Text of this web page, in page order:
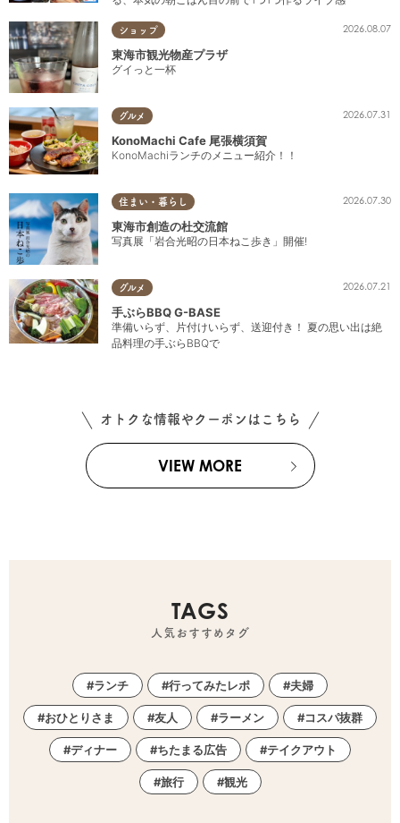
ショップ 2026.08.07
東海市観光物産プラザ
グイっと一杯
グルメ 2026.07.31
KonoMachi Cafe 尾張横須賀
KonoMachiランチのメニュー紹介！！
住まい・暮らし 2026.07.30
東海市創造の杜交流館
写真展「岩合光昭の日本ねこ歩き」開催!
グルメ 2026.07.21
手ぶらBBQ G-BASE
準備いらず、片付けいらず、送迎付き！ 夏の思い出は絶
品料理の手ぶらBBQで
オトクな情報やクーポンはこちら
VIEW MORE
TAGS
人気おすすめタグ
ランチ 行ってみたレポ 夫婦
おひとりさま 友人 ラーメン コスパ抜群
ディナー ちたまる広告 テイクアウト
旅行 観光